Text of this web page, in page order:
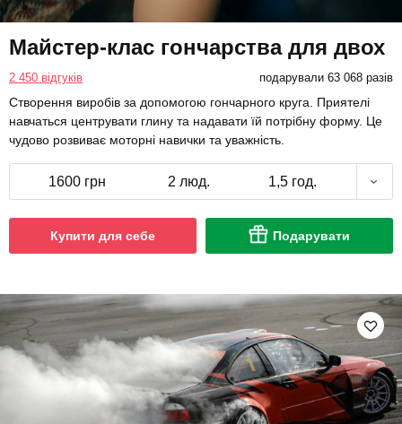
Майстер-клас гончарства для двох
2 450 відгуків подарували 63 068 разів
Створення виробів за допомогою гончарного круга. Приятелі
навчаться центрувати глину та надавати їй потрібну форму. Це
чудово розвиває моторні навички та уважність.
1600 грн 2 люд. 1,5 год.
Купити для себе Подарувати